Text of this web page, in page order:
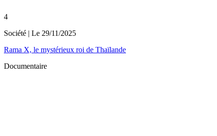
4
Société | Le 29/11/2025
Rama X, le mystérieux roi de Thaïlande
Documentaire